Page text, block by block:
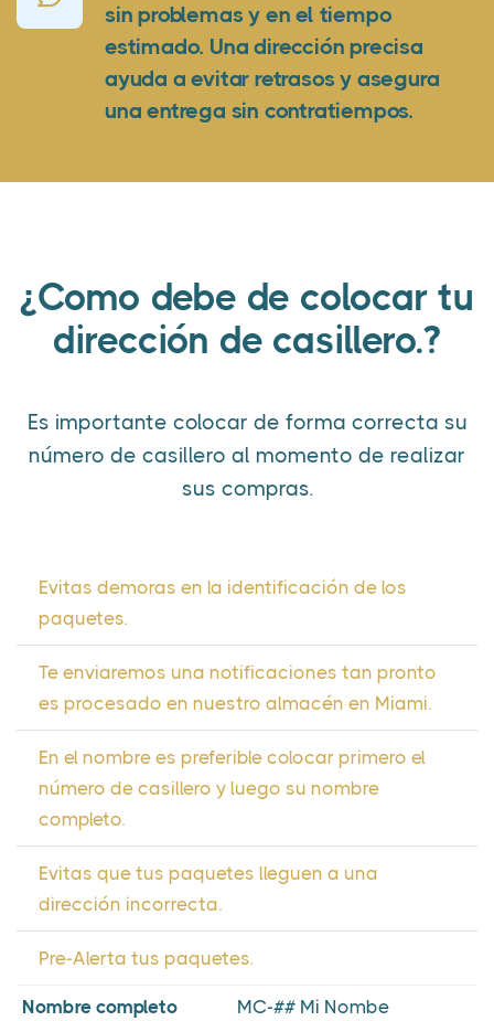
sin problemas y en el tiempo
estimado. Una dirección precisa
ayuda a evitar retrasos y asegura
una entrega sin contratiempos.
¿Como debe de colocar tu
dirección de casillero.?
Es importante colocar de forma correcta su
número de casillero al momento de realizar
sus compras.
Evitas demoras en la identificación de los
paquetes.
Te enviaremos una notificaciones tan pronto
es procesado en nuestro almacén en Miami.
En el nombre es preferible colocar primero el
número de casillero y luego su nombre
completo.
Evitas que tus paquetes lleguen a una
dirección incorrecta.
Pre-Alerta tus paquetes.
Nombre completo MC-## Mi Nombe